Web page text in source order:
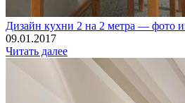
Дизайн кухни 2 на 2 метра — фото
09.01.2017
Читать далее